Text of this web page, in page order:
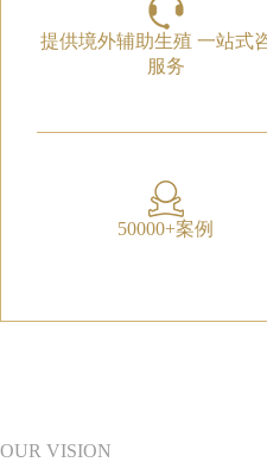
提供境外辅助生殖 一站式
服务
50000+案例
OUR VISION